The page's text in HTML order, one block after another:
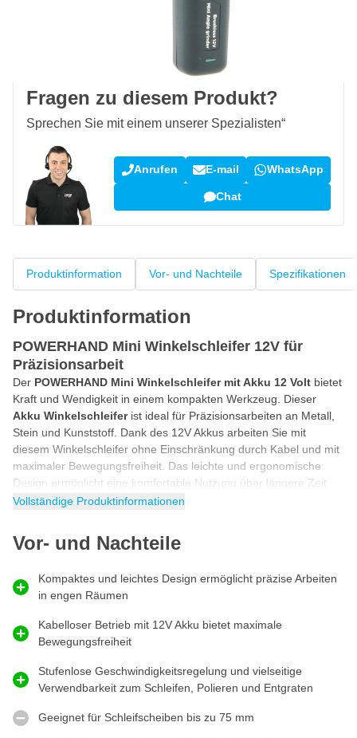
(7.078 Bewertungen)
Fragen zu diesem Produkt?
Sprechen Sie mit einem unserer Spezialisten“
Anrufen E-mail WhatsApp
Chat
Produktinformation Vor- und Nachteile Spezifikationen
Produktinformation
POWERHAND Mini Winkelschleifer 12V für
Präzisionsarbeit
Der POWERHAND Mini Winkelschleifer mit Akku 12 Volt bietet
Kraft und Wendigkeit in einem kompakten Werkzeug. Dieser
Akku Winkelschleiferist ideal für Präzisionsarbeiten an Metall,
Stein und Kunststoff. Dank des 12V Akkus arbeiten Sie mit
diesem Winkelschleifer ohne Einschränkung durch Kabel und mit
maximaler Bewegungsfreiheit. Das leichte und ergonomische
Design ermöglicht eine komfortable Nutzung über längere Zeit
und reduziert Ermüdung. Mit der Sicherheitsabdeckung und
einfach an Ihre Arbeit an, von Polieren bis Entgraten. Dieser
POWERHAND Winkelschleifer in Mini-Größe wird mit 4 Scheiben
Wofür den POWERHAND Mini Winkelschleifer
Der POWERHAND Mini Winkelschleifer 12V ist vielseitig
einsetzbar für kleine und mittelgroße Projekte, bei denen
Präzision und Kontrolle wesentlich sind. Dies macht den kleinen
Winkelschleifer ideal für Heimwerker, Hobbyisten und Fachleute,
verzichten.
Vollständige Produktinformationen
Vor- und Nachteile
Kompaktes und leichtes Design ermöglicht präzise Arbeiten
in engen Räumen
Kabelloser Betrieb mit 12V Akku bietet maximale
Bewegungsfreiheit
Stufenlose Geschwindigkeitsregelung und vielseitige
Verwendbarkeit zum Schleifen, Polieren und Entgraten
Geeignet für Schleifscheiben bis zu 75 mm